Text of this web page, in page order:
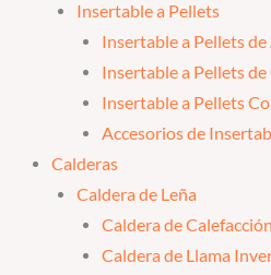
Insertable a Pellets
Insertable a Pellets
Insertable a Pellets
Insertable a Pellets
Accesorios de
Calderas
Caldera de Leña
Caldera de
Caldera de Llama